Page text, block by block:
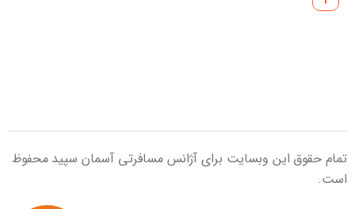
تمام حقوق این وبسایت برای آژانس مسافرتی آسمان سپید محفوظ
است.